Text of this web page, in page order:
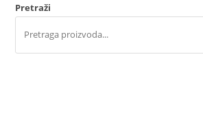
Pretraži